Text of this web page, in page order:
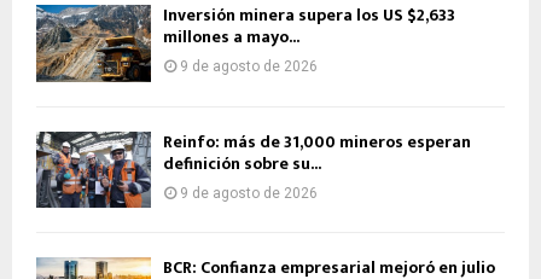
Inversión minera supera los US $2,633
millones a mayo...
9 de agosto de 2026
Reinfo: más de 31,000 mineros esperan
definición sobre su...
9 de agosto de 2026
BCR: Confianza empresarial mejoró en julio